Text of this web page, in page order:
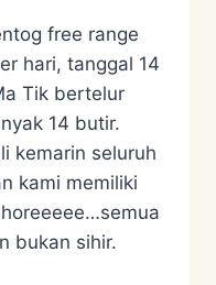
free range
hari, tanggal 14
Tik bertelur
14 butir.
kemarin seluruh
kami memiliki
bukan sihir.